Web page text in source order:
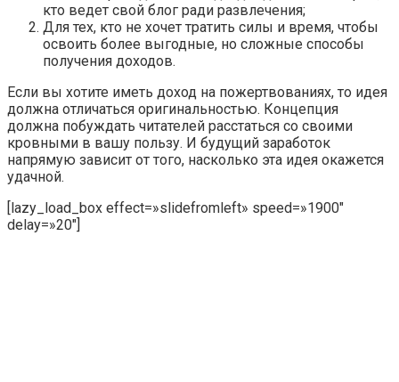
кто ведет свой блог ради развлечения;
Для тех, кто не хочет тратить силы и время, чтобы
освоить более выгодные, но сложные способы
получения доходов.
Если вы хотите иметь доход на пожертвованиях, то идея
должна отличаться оригинальностью. Концепция
должна побуждать читателей расстаться со своими
кровными в вашу пользу. И будущий заработок
напрямую зависит от того, насколько эта идея окажется
удачной.
[lazy_load_box effect=»slidefromleft» speed=»1900″
delay=»20″]